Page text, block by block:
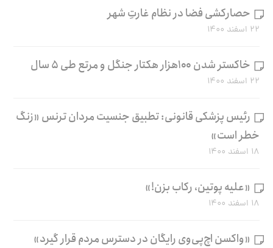
حصارکشی فضا در نظام غارتِ شهر
۲۲ اسفند ۱۴۰۰
خاکستر شدن ۱۰۰هزار هکتار جنگل و مرتع طی ۵ سال
۲۲ اسفند ۱۴۰۰
رئیس پزشکی قانونی: تطبیق جنسیت مردان ترنس «زنگ
خطر است»
۱۸ اسفند ۱۴۰۰
«علیه پوتین، رکاب بزن!»
۱۸ اسفند ۱۴۰۰
«واکسن اچ‌پی‌وی رایگان در دسترس مردم قرار گیرد»